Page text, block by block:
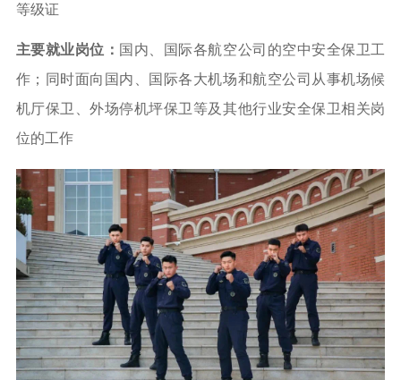
等级证
主要就业岗位： 国内、国际各航空公司的空中安全保卫工
作；同时面向国内、国际各大机场和航空公司从事机场候
机厅保卫、外场停机坪保卫等及其他行业安全保卫相关岗
位的工作